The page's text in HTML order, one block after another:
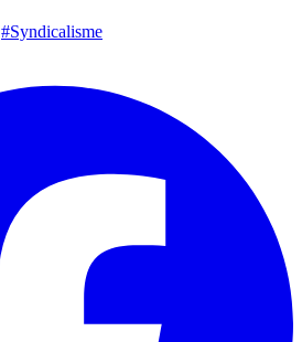
#Syndicalisme